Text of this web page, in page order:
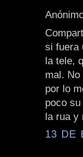
si fuera
la tele,
mal.
por lo
poco
la rua y
13 DE